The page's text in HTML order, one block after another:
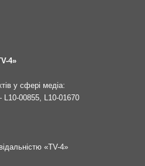
4»
у сфері медіа:
L10-00855, L10-01670
«TV-4»